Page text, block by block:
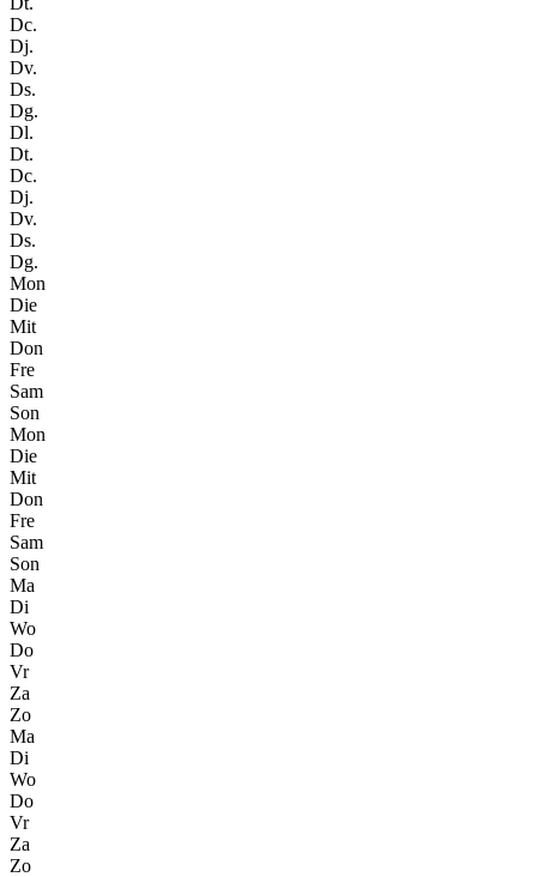
Dc.
Dj.
Dv.
Ds.
Dg.
Dl.
Dt.
Dc.
Dj.
Dv.
Ds.
Dg.
Mon
Die
Mit
Don
Fre
Sam
Son
Mon
Die
Mit
Don
Fre
Sam
Son
Ma
Di
Wo
Do
Vr
Za
Zo
Ma
Di
Wo
Do
Vr
Za
Zo